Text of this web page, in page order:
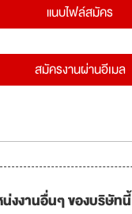
แนบไฟล์สมัคร
สมัครงานผ่านอีเมล
งงานอื่นๆ ของบริษัทนี้